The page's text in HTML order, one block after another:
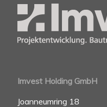
Imvest Holding GmbH
Joanneumring 18